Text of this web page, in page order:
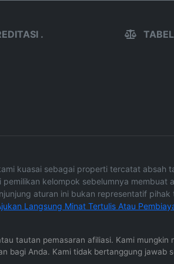
.
kuasai sebagai properti tercatat
kelompok sebelumnya membuat
aturan ini bukan representatif
Langsung Minat Tertulis Atau
tautan pemasaran afiliasi. Kami
bagi Anda. Kami tidak bertanggung jawab